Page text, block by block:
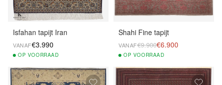
Isfahan tapijt Iran
VANAF€3.990
OP VOORRAAD
Shahi Fine tapijt
VANAF€9.900€6.900
OP VOORRAAD